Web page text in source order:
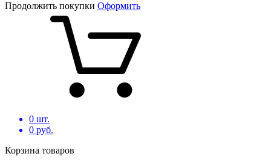
Продолжить покупки Оформить
0 шт.
0 руб.
Корзина товаров